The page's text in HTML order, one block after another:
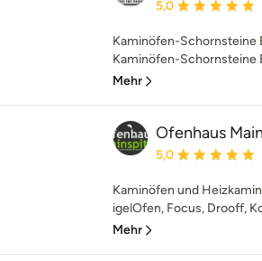
Durchschnittliche
5,0
Kaminöfen-Schornsteine
Kaminöfen-Schornsteine
Mehr
Ofenhaus
Durchschnittliche
5,0
Kaminöfen und
igelOfen, Focus, Drooff,
Mehr